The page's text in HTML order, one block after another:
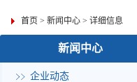
首页 > 新闻中心 > 详细信息
新闻中心
企业动态